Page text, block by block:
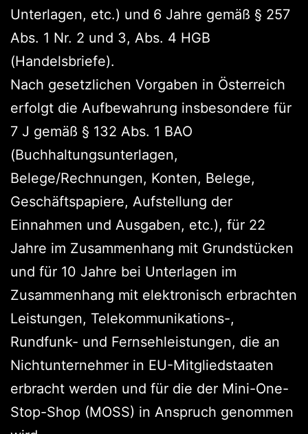
Unterlagen, etc.) und 6 Jahre gemäß § 257
Abs. 1 Nr. 2 und 3, Abs. 4 HGB
(Handelsbriefe).
Nach gesetzlichen Vorgaben in Österreich
erfolgt die Aufbewahrung insbesondere für
7 J gemäß § 132 Abs. 1 BAO
(Buchhaltungsunterlagen,
Belege/Rechnungen, Konten, Belege,
Geschäftspapiere, Aufstellung der
Einnahmen und Ausgaben, etc.), für 22
Jahre im Zusammenhang mit Grundstücken
und für 10 Jahre bei Unterlagen im
Zusammenhang mit elektronisch erbrachten
Leistungen, Telekommunikations-,
Rundfunk- und Fernsehleistungen, die an
Nichtunternehmer in EU-Mitgliedstaaten
erbracht werden und für die der Mini-One-
Stop-Shop (MOSS) in Anspruch genommen